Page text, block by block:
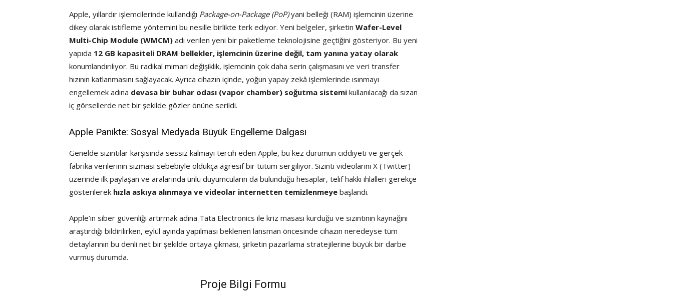
Apple, yıllardır işlemcilerinde kullandığı Package-on-Package (PoP)yani belleği (RAM) işlemcinin üzerine
dikey olarak istifleme yöntemini bu nesille birlikte terk ediyor. Yeni belgeler, şirketin Wafer-Level
Multi-Chip Module (WMCM) adı verilen yeni bir paketleme teknolojisine geçtiğini gösteriyor. Bu yeni
yapıda 12 GB kapasiteli DRAM bellekler, işlemcinin üzerine değil, tam yanına yatay olarak
konumlandırılıyor. Bu radikal mimari değişiklik, işlemcinin çok daha serin çalışmasını ve veri transfer
hızının katlanmasını sağlayacak. Ayrıca cihazın içinde, yoğun yapay zekâ işlemlerinde ısınmayı
engellemek adına devasa bir buhar odası (vapor chamber) soğutma sistemi kullanılacağı da sızan
iç görsellerde net bir şekilde gözler önüne serildi.
Apple Panikte: Sosyal Medyada Büyük Engelleme Dalgası
Genelde sızıntılar karşısında sessiz kalmayı tercih eden Apple, bu kez durumun ciddiyeti ve gerçek
fabrika verilerinin sızması sebebiyle oldukça agresif bir tutum sergiliyor. Sızıntı videolarını X (Twitter)
üzerinde ilk paylaşan ve aralarında ünlü duyumcuların da bulunduğu hesaplar, telif hakkı ihlalleri gerekçe
gösterilerek hızla askıya alınmaya ve videolar internetten temizlenmeye başlandı.
Apple’ın siber güvenliği artırmak adına Tata Electronics ile kriz masası kurduğu ve sızıntının kaynağını
araştırdığı bildirilirken, eylül ayında yapılması beklenen lansman öncesinde cihazın neredeyse tüm
detaylarının bu denli net bir şekilde ortaya çıkması, şirketin pazarlama stratejilerine büyük bir darbe
vurmuş durumda.
Proje Bilgi Formu